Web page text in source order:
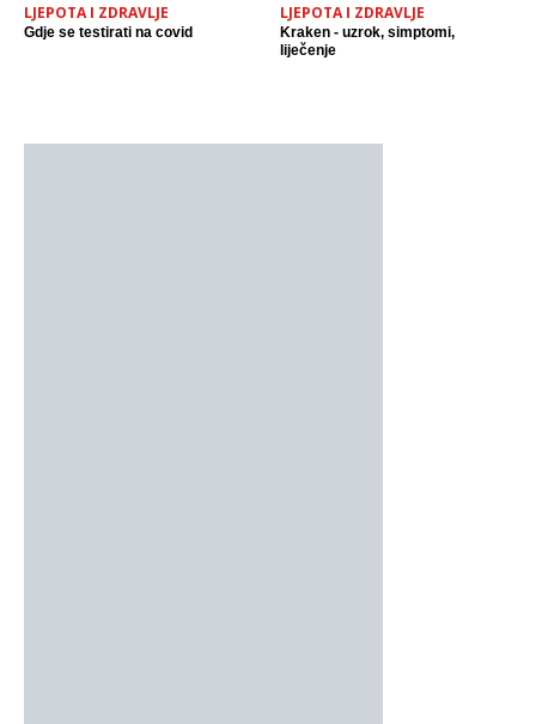
LJEPOTA I ZDRAVLJE
Gdje se testirati na covid
LJEPOTA I ZDRAVLJE
Kraken - uzrok, simptomi,
liječenje